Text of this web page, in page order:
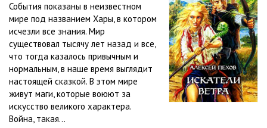
События показаны в неизвестном
мире под названием Хары, в котором
исчезли все знания. Мир
существовал тысячу лет назад и все,
что тогда казалось привычным и
нормальным, в наше время выглядит
настоящей сказкой. В этом мире
живут маги, которые воюют за
искусство великого характера.
Война, такая...